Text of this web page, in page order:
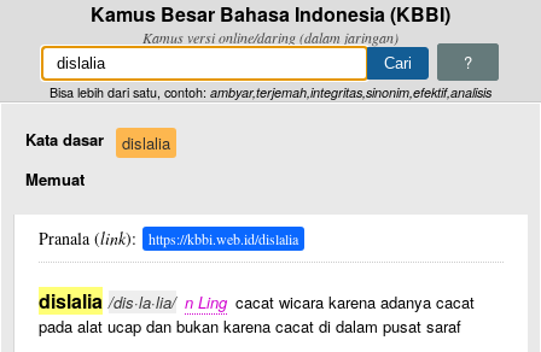
Kamus Besar Bahasa Indonesia (KBBI)
Kamus versi online/daring (dalam jaringan)
?
Bisa lebih dari satu, contoh: ambyar,terjemah,integritas,sinonim,efektif,analisis
Kata dasar
dislalia
Memuat
Pranala (link): https://kbbi.web.id/dislalia
dislalia /dis·la·lia/ n Ling cacat wicara karena adanya cacat
pada alat ucap dan bukan karena cacat di dalam pusat saraf